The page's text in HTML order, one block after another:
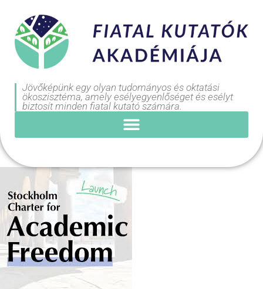
Jövőképünk egy olyan tudományos és oktatási
ökoszisztéma, amely esélyegyenlőséget és esélyt
biztosít minden fiatal kutató számára.